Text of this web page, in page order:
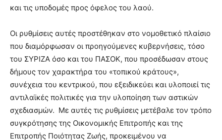
και τις υποδομές προς όφελος του λαού.
Οι ρυθμίσεις αυτές προστέθηκαν στο νομοθετικό πλαίσιο
που διαμόρφωσαν οι προηγούμενες κυβερνήσεις, τόσο
του ΣΥΡΙΖΑ όσο και του ΠΑΣΟΚ, που προσέδωσαν στους
δήμους τον χαρακτήρα του «τοπικού κράτους»,
συνέχεια του κεντρικού, που εξειδικεύει και υλοποιεί τις
αντιλαϊκές πολιτικές για την υλοποίηση των αστικών
σχεδιασμών. Με αυτές τις ρυθμίσεις μετέβαλε τον τρόπο
συγκρότησης της Οικονομικής Επιτροπής και της
Επιτροπής Ποιότητας Ζωής, προκειμένου να